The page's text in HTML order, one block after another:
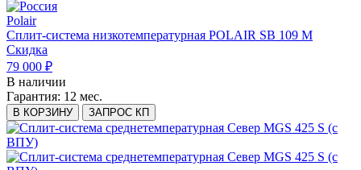
Polair
Сплит-система низкотемпературная POLAIR SB 109 M
Скидка
79 000 ₽
В наличии
Гарантия: 12 мес.
В КОРЗИНУ ЗАПРОС КП